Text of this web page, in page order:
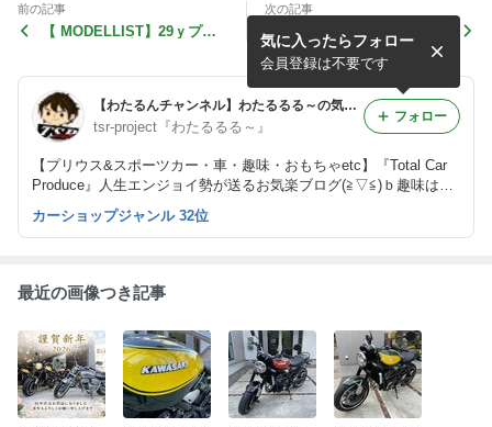
前の記事
【 MODELLIST】29ｙプリ
次の記事
まさかS660新車購入！？【S
660#23】ゼロから始めるエ
スロク生活
【わたるんチャンネル】わたるるる～の気まぐれブログ 車は1/1オモチャ♪
tsr-project『わたるるる～』
【プリウス&スポーツカー・車・趣味・おもちゃetc】『Total Car
Produce』人生エンジョイ勢が送るお気楽ブログ(≧▽≦)ｂ趣味は人
生を楽しくする！！（ジャンルに囚われないブログ展開と成りま
す。）
気に入ったらフォロー
会員登録は不要です
フォロー
カーショップジャンル 32位
最近の画像つき記事